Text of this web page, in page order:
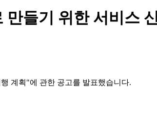
들기 위한 서비스
계획"에 관한 공고를 발표했습니다.